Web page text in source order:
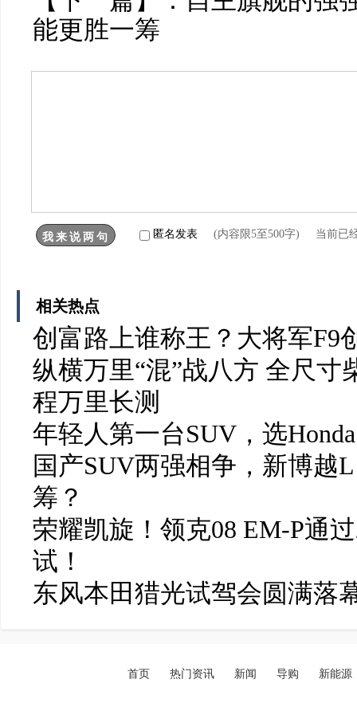
能更胜一筹
匿名发表 (内容限5至500字) 当前已
相关热点
创富路上谁称王？大将军F9
纵横万里“混”战八方 全尺寸
程万里长测
年轻人第一台SUV，选
国产SUV两强相争，新博越
筹？
荣耀凯旋！领克08 EM-P通
试！
东风本田猎光试驾会圆满落
首页 热门资讯 新闻 导购 新能源